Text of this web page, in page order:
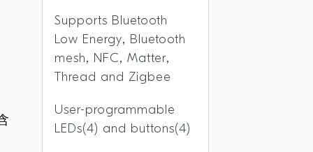
Supports Bluetooth
Low Energy, Bluetooth
mesh, NFC, Matter,
Thread and Zigbee
User-programmable
LEDs(4) and buttons(4)